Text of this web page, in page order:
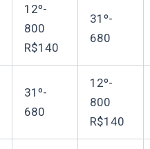
12º-
800
R$140
31º-
680
31º-
680
12º-
800
R$140